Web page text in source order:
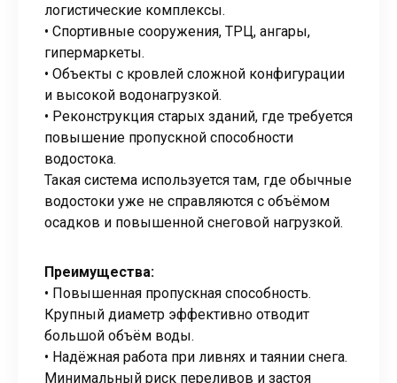
логистические комплексы.
• Спортивные сооружения, ТРЦ, ангары,
гипермаркеты.
• Объекты с кровлей сложной конфигурации
и высокой водонагрузкой.
• Реконструкция старых зданий, где требуется
повышение пропускной способности
водостока.
Такая система используется там, где обычные
водостоки уже не справляются с объёмом
осадков и повышенной снеговой нагрузкой.
Преимущества:
• Повышенная пропускная способность.
Крупный диаметр эффективно отводит
большой объём воды.
• Надёжная работа при ливнях и таянии снега.
Минимальный риск переливов и застоя